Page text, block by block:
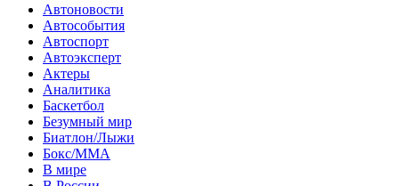
Автоновости
Автособытия
Автоспорт
Автоэксперт
Актеры
Аналитика
Баскетбол
Безумный мир
Биатлон/Лыжи
Бокс/MMA
В мире